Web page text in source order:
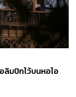
ลิมปิกไว้บนหอไอ